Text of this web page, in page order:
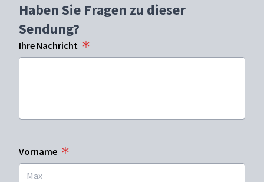
Haben Sie Fragen zu dieser
Sendung?
Ihre Nachricht
Vorname